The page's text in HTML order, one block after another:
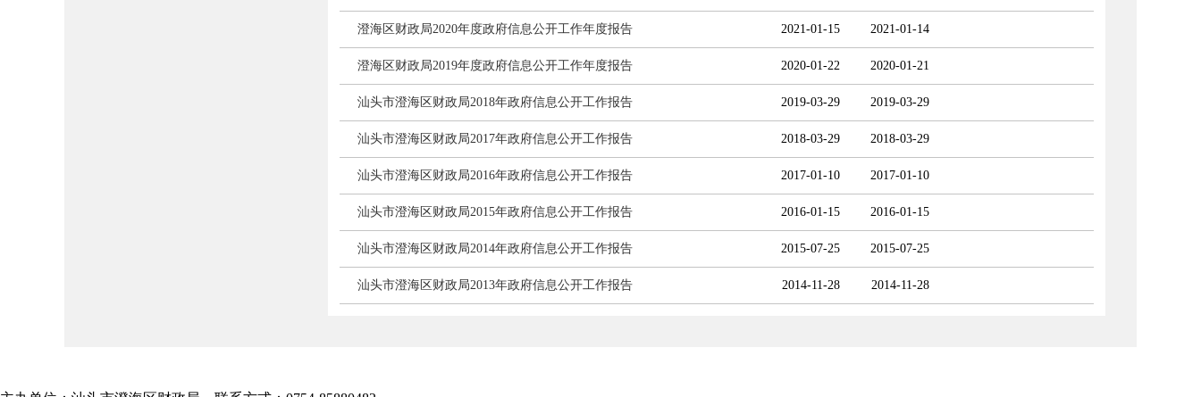
澄海区财政局2020年度政府信息公开工作年度报告 2021-01-15 2021-01-14
澄海区财政局2019年度政府信息公开工作年度报告 2020-01-22 2020-01-21
汕头市澄海区财政局2018年政府信息公开工作报告 2019-03-29 2019-03-29
汕头市澄海区财政局2017年政府信息公开工作报告 2018-03-29 2018-03-29
汕头市澄海区财政局2016年政府信息公开工作报告 2017-01-10 2017-01-10
汕头市澄海区财政局2015年政府信息公开工作报告 2016-01-15 2016-01-15
汕头市澄海区财政局2014年政府信息公开工作报告 2015-07-25 2015-07-25
汕头市澄海区财政局2013年政府信息公开工作报告 2014-11-28 2014-11-28